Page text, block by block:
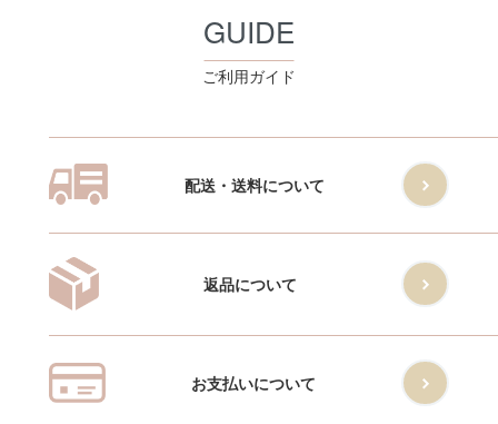
GUIDE
ご利用ガイド
配送・送料について
返品について
お支払いについて